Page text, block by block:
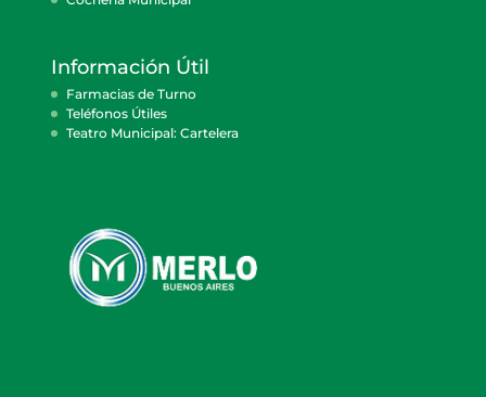
Información Útil
Farmacias de Turno
Teléfonos Útiles
Teatro Municipal: Cartelera